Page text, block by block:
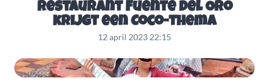
Restaurant Fuente Del Oro
krijgt een Coco-thema
12 april 2023 22:15